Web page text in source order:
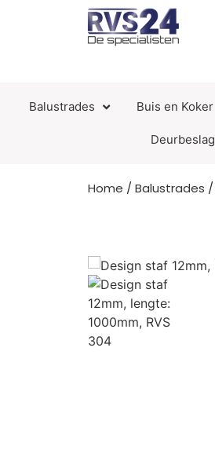
Balustrades Buis en Koker
Deurbeslag
Home / Balustrades /